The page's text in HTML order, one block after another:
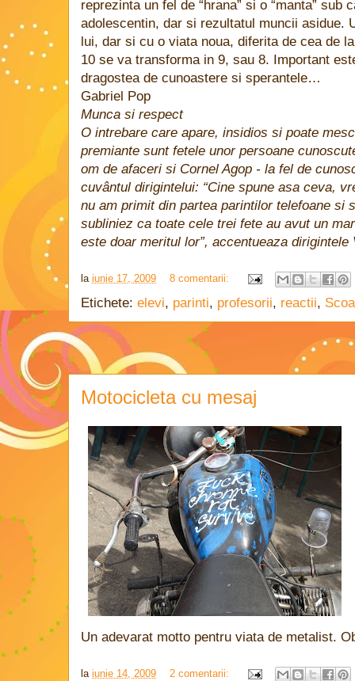
reprezinta un fel de “hrana” si o “manta” sub
adolescentin, dar si rezultatul muncii asidue.
lui, dar si cu o viata noua, diferita de cea de
10 se va transforma in 9, sau 8. Important
dragostea de cunoastere si sperantele…
Gabriel Pop
Munca si respect
O intrebare care apare, insidios si poate
premiante sunt fetele unor persoane
om de afaceri si Cornel Agop - la fel de
cuvântul dirigintelui: “Cine spune asa ceva,
nu am primit din partea parintilor telefoane si
subliniez ca toate cele trei fete au avut un
este doar meritul lor”, accentueaza dirigintele
la iunie 17, 2009 8 comentarii:
Etichete: elevi, parinti, profesorii, reactii,
Motocicleta cu mesaj
Un adevarat motto pentru viata de metalist.
la iunie 14, 2009 2 comentarii: